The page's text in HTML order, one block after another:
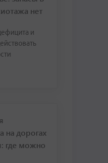
нет
и
на дорогах
где можно